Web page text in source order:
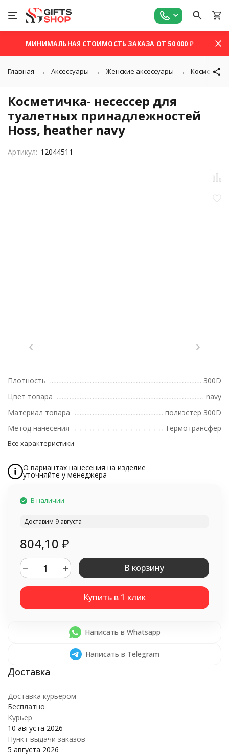
МИНИМАЛЬНАЯ СТОИМОСТЬ ЗАКАЗА ОТ 50 000 ₽
Главная Аксессуары Женские аксессуары
Косметичка- несессер для
туалетных принадлежностей
Hoss, heather navy
Артикул: 12044511
Плотность
300D
Цвет товара
navy
Материал товара
полиэстер 300D
Метод нанесения
Термотрансфер
Все характеристики
О вариантах нанесения на изделие
уточняйте у менеджера
В наличии
Доставим 9 августа
804,10 ₽
В корзину
Написать в Whatsapp
Написать в Telegram
Доставка курьером
Бесплатно
Курьер
10 августа 2026
Пункт выдачи заказов
5 августа 2026